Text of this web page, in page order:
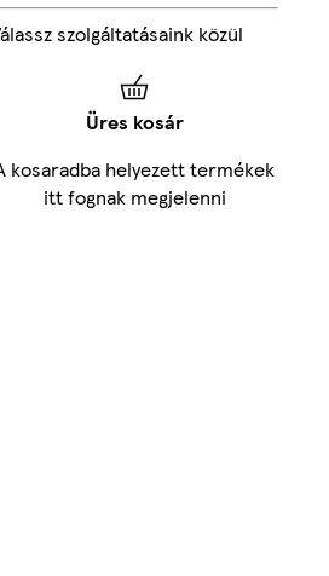
szolgáltatásaink közül
Üres kosár
kosaradba helyezett termékek
itt fognak megjelenni